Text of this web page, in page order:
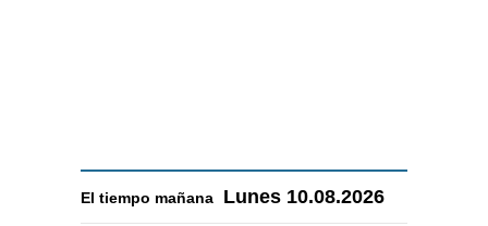
El tiempo mañana Lunes 10.08.2026